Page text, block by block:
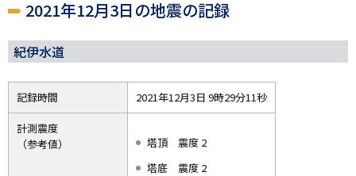
2021年12月3日の地震の記録
紀伊水道
記録時間 2021年12月3日 9時29分11秒
計測震度
（参考値）
塔頂 震度 2
塔底 震度 2